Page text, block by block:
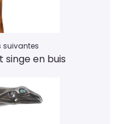
suivantes
singe en buis